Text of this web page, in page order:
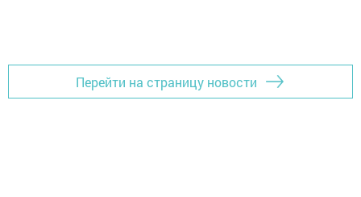
Перейти на страницу новости